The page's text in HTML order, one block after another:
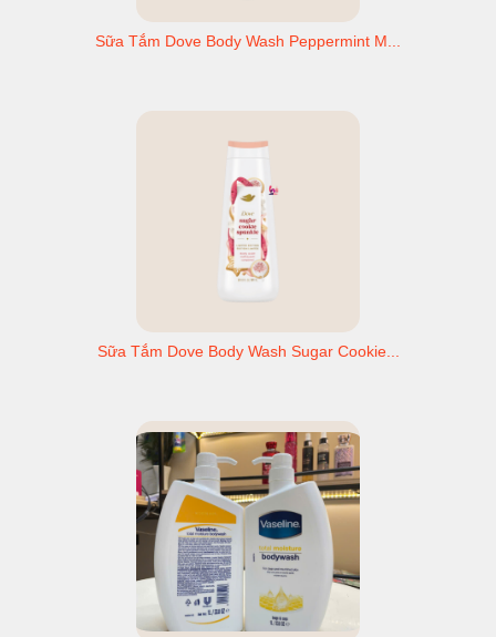
Sữa Tắm Dove Body Wash Peppermint M...
Sữa Tắm Dove Body Wash Sugar Cookie...